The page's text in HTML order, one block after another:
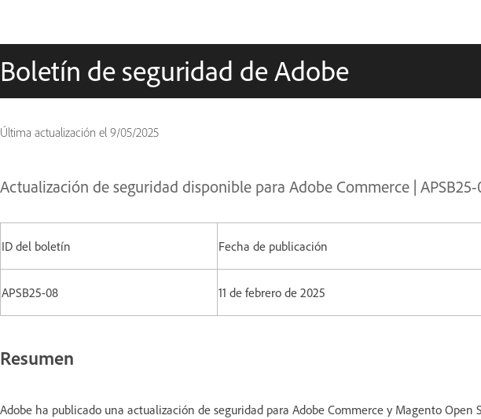
Boletín de seguridad de Adobe
Última actualización el 9/05/2025
Actualización de seguridad disponible para Adobe Commerce | APSB25-
ID del boletín Fecha de publicación
APSB25-08 11 de febrero de 2025
Resumen
Adobe ha publicado una actualización de seguridad para Adobe Commerce y Magento Open